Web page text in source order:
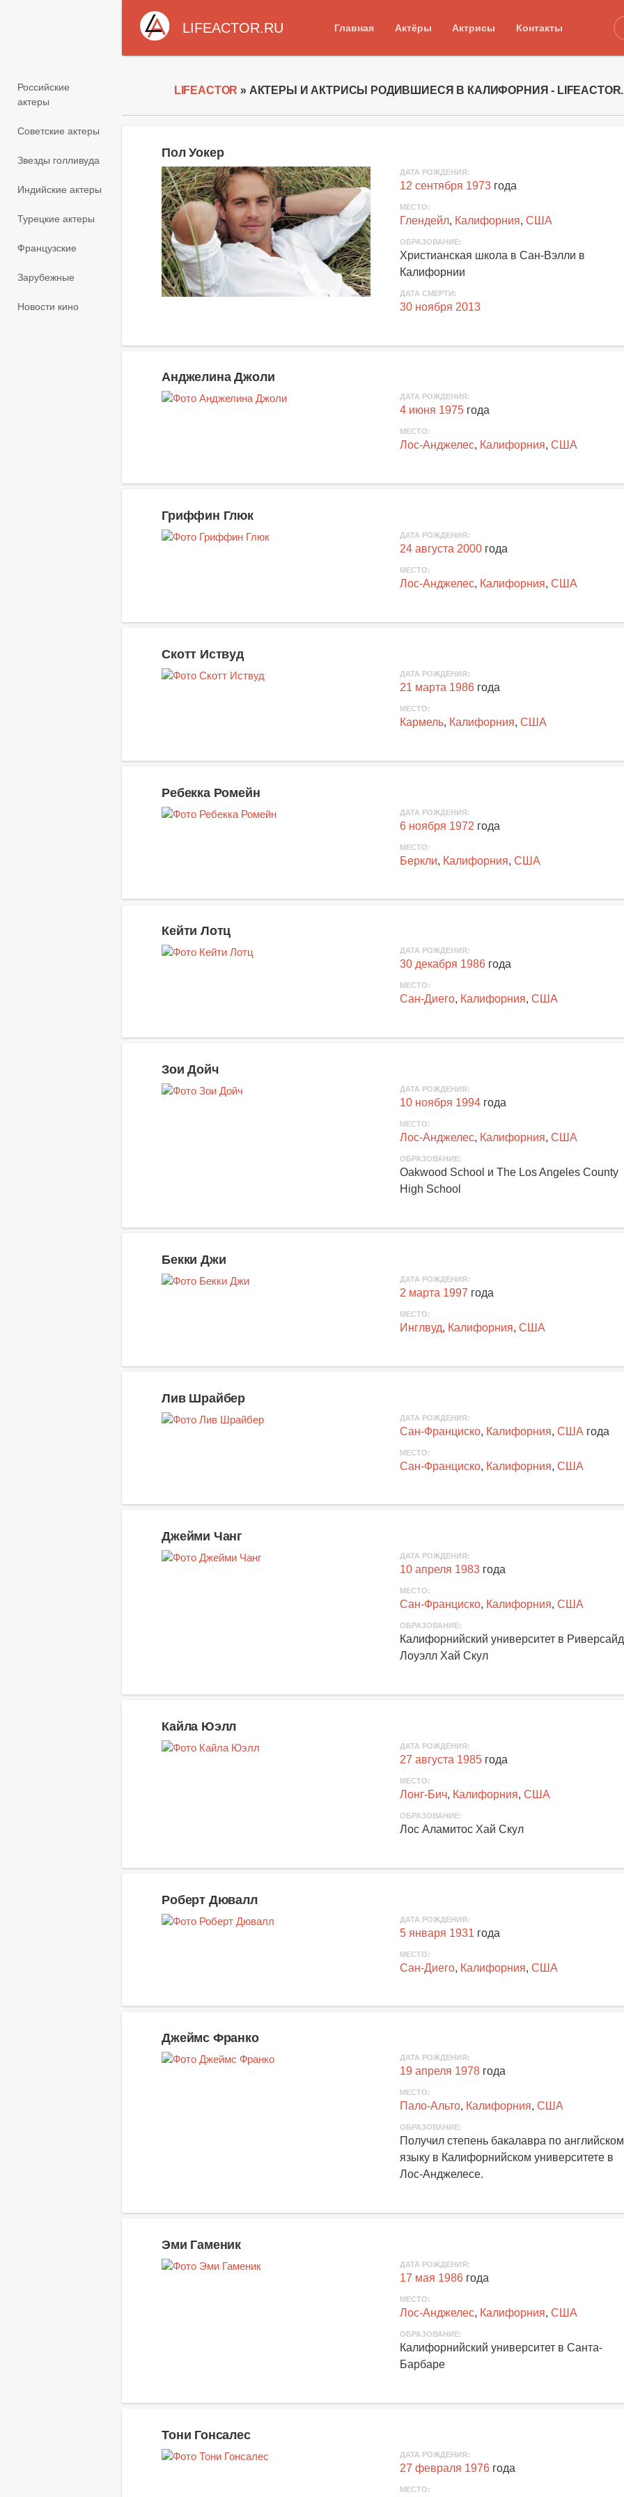
LIFEACTOR.RU Главная Актёры Актрисы Контакты
Российские
актеры
Советские актеры
Звезды голливуда
Индийские актеры
Турецкие актеры
Французские
Зарубежные
Новости кино
LIFEACTOR » АКТЕРЫ И АКТРИСЫ РОДИВШИЕСЯ В КАЛИФОРНИЯ -
Пол Уокер
ДАТА РОЖДЕНИЯ:
12 сентября 1973 года
МЕСТО:
Глендейл, Калифорния,США
ОБРАЗОВАНИЕ:
Христианская школа в Сан-Вэлли в
Калифорнии
ДАТА СМЕРТИ:
30 ноября 2013
Анджелина Джоли
ДАТА РОЖДЕНИЯ:
4 июня 1975 года
МЕСТО:
Лос-Анджелес, Калифорния,США
Гриффин Глюк
ДАТА РОЖДЕНИЯ:
24 августа 2000 года
МЕСТО:
Лос-Анджелес, Калифорния,США
Скотт Иствуд
ДАТА РОЖДЕНИЯ:
21 марта 1986 года
МЕСТО:
Кармель, Калифорния,США
Ребекка Ромейн
ДАТА РОЖДЕНИЯ:
6 ноября 1972 года
МЕСТО:
Беркли, Калифорния,США
Кейти Лотц
ДАТА РОЖДЕНИЯ:
30 декабря 1986 года
МЕСТО:
Сан-Диего, Калифорния,США
Зои Дойч
ДАТА РОЖДЕНИЯ:
10 ноября 1994 года
МЕСТО:
Лос-Анджелес, Калифорния,США
ОБРАЗОВАНИЕ:
Oakwood School и The Los Angeles County
High School
Бекки Джи
ДАТА РОЖДЕНИЯ:
2 марта 1997 года
МЕСТО:
Инглвуд, Калифорния,США
Лив Шрайбер
ДАТА РОЖДЕНИЯ:
Сан-Франциско, Калифорния,США года
МЕСТО:
Сан-Франциско, Калифорния,США
Джейми Чанг
ДАТА РОЖДЕНИЯ:
10 апреля 1983 года
МЕСТО:
Сан-Франциско, Калифорния,США
ОБРАЗОВАНИЕ:
Калифорнийский университет в
Лоуэлл Хай Скул
Кайла Юэлл
ДАТА РОЖДЕНИЯ:
27 августа 1985 года
МЕСТО:
Лонг-Бич, Калифорния,США
ОБРАЗОВАНИЕ:
Лос Аламитос Хай Скул
Роберт Дювалл
ДАТА РОЖДЕНИЯ:
5 января 1931 года
МЕСТО:
Сан-Диего, Калифорния,США
Джеймс Франко
ДАТА РОЖДЕНИЯ:
19 апреля 1978 года
МЕСТО:
Пало-Альто, Калифорния,США
ОБРАЗОВАНИЕ:
Получил степень бакалавра по
языку в Калифорнийском университете в
Лос-Анджелесе.
Эми Гаменик
ДАТА РОЖДЕНИЯ:
17 мая 1986 года
МЕСТО:
Лос-Анджелес, Калифорния,США
ОБРАЗОВАНИЕ:
Калифорнийский университет в Санта-
Барбаре
Тони Гонсалес
ДАТА РОЖДЕНИЯ:
27 февраля 1976 года
МЕСТО: